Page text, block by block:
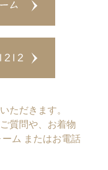
ただきます。
質問や、お着物
ム またはお電話